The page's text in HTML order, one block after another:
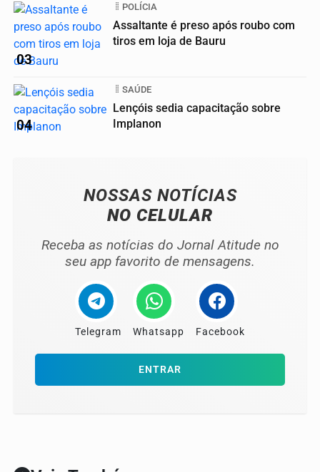
03
POLÍCIA
Assaltante é preso após roubo com
tiros em loja de Bauru
04
SAÚDE
Lençóis sedia capacitação sobre
Implanon
NOSSAS NOTÍCIAS
NO CELULAR
Receba as notícias do Jornal Atitude no
seu app favorito de mensagens.
Telegram Whatsapp Facebook
ENTRAR